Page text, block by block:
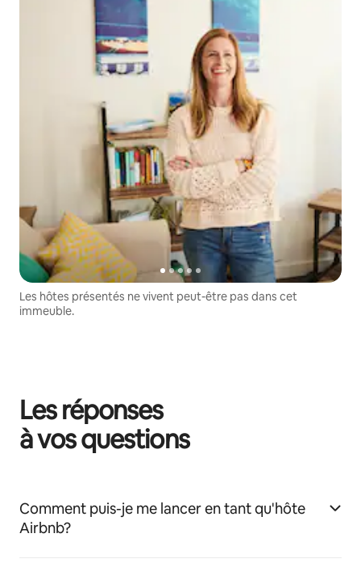
Les hôtes présentés ne vivent peut-être pas dans cet
immeuble.
Les réponses
à vos questions
Comment puis-je me lancer en tant qu'hôte
Airbnb?